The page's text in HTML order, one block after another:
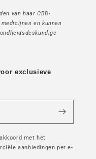
van haar CBD-
en kunnen
exclusieve
met het
aanbiedingen per e-